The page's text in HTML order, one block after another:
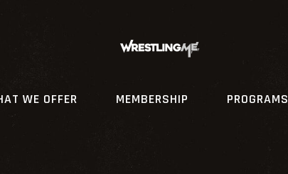
WE OFFER MEMBERSHIP PROGRAMS